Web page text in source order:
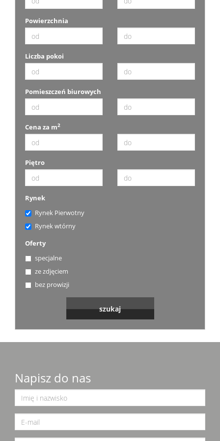
Powierzchnia
Liczba pokoi
Pomieszczeń biurowych
Cena za m2
Piętro
Rynek
Rynek Pierwotny
Rynek wtórny
Oferty
specjalne
ze zdjęciem
bez prowizji
Napisz do nas